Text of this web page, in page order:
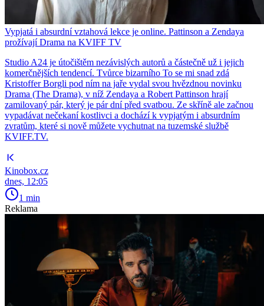
Vypjatá i absurdní vztahová lekce je online. Pattinson a Zendaya
prožívají Drama na KVIFF TV
Studio A24 je útočištěm nezávislých autorů a částečně už i jejich
komerčnějších tendencí. Tvůrce bizarního To se mi snad zdá
Kristoffer Borgli pod ním na jaře vydal svou hvězdnou novinku
Drama (The Drama), v níž Zendaya a Robert Pattinson hrají
zamilovaný pár, který je pár dní před svatbou. Ze skříně ale začnou
vypadávat nečekaní kostlivci a dochází k vypjatým i absurdním
zvratům, které si nově můžete vychutnat na tuzemské službě
KVIFF.TV.
Kinobox.cz
dnes, 12:05
1 min
Reklama